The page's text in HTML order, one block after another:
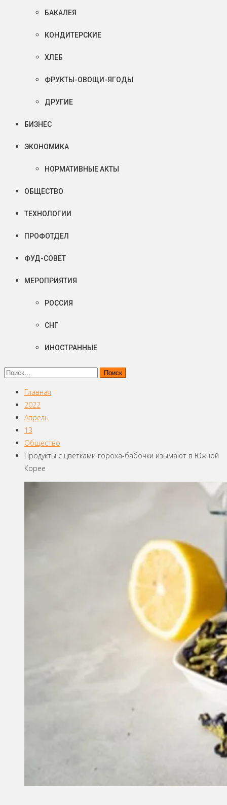
БАКАЛЕЯ
КОНДИТЕРСКИЕ
ХЛЕБ
ФРУКТЫ-ОВОЩИ-ЯГОДЫ
ДРУГИЕ
БИЗНЕС
ЭКОНОМИКА
НОРМАТИВНЫЕ АКТЫ
ОБЩЕСТВО
ТЕХНОЛОГИИ
ПРОФОТДЕЛ
ФУД-СОВЕТ
МЕРОПРИЯТИЯ
РОССИЯ
СНГ
ИНОСТРАННЫЕ
Найти:
Главная
2022
Апрель
13
Общество
Продукты с цветками гороха-бабочки изымают в Южной
Корее